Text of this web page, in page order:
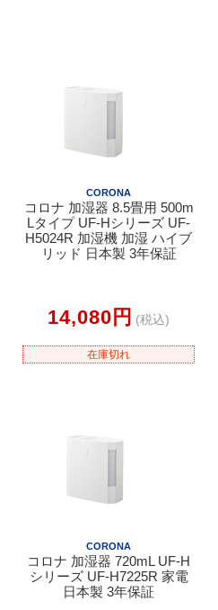
CORONA
コロナ 加湿器 8.5畳用 500m
Lタイプ UF-Hシリーズ UF-
H5024R 加湿機 加湿 ハイブ
リッド 日本製 3年保証
14,080円 (税込)
在庫切れ
CORONA
コロナ 加湿器 720mL UF-H
シリーズ UF-H7225R 家電
日本製 3年保証